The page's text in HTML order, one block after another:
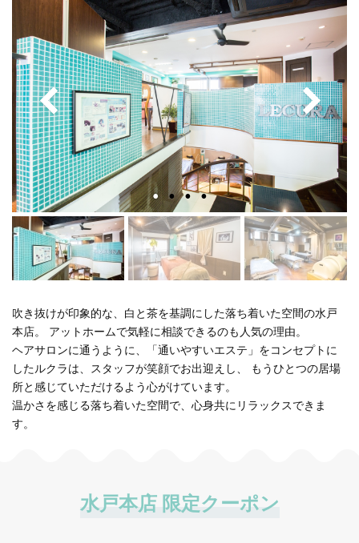
吹き抜けが印象的な、白と茶を基調にした落ち着いた空間の水戸
本店。
アットホームで気軽に相談できるのも人気の理由。
ヘアサロンに通うように、「通いやすいエステ」をコンセプトに
したルクラは、スタッフが笑顔でお出迎えし、
もうひとつの居場
所と感じていただけるよう心がけています。
温かさを感じる落ち着いた空間で、心身共にリラックスできま
す。
水戸本店 限定クーポン